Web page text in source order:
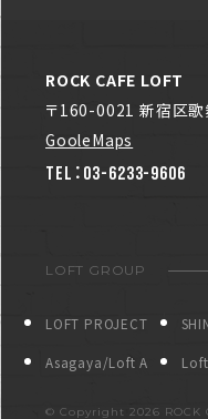
ROCK CAFE LOFT
〒160-0021 新宿区
GooleMaps
TEL：03-6233-9606
LOFT GROUP
LOFT PROJECT
Asagaya/Loft A
© Copyright 2026 ROCK